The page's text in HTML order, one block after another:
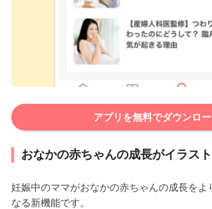
アプリを無料でダウンロ
おなかの赤ちゃんの成長がイラス
妊娠中のママがおなかの赤ちゃんの成長をよ
なる新機能です。